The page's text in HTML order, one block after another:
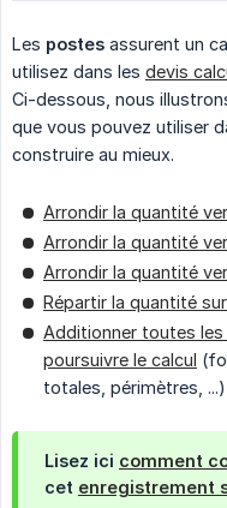
Les postes assurent un
utilisez dans les devis
Ci-dessous, nous
que vous pouvez utiliser
construire au mieux.
Arrondir la quantité
Arrondir la quantité
Arrondir la quantité
Répartir la quantité
Additionner toutes
poursuivre le calcul
totales, périmètres, ...)
Lisez ici comment
cet enregistrement